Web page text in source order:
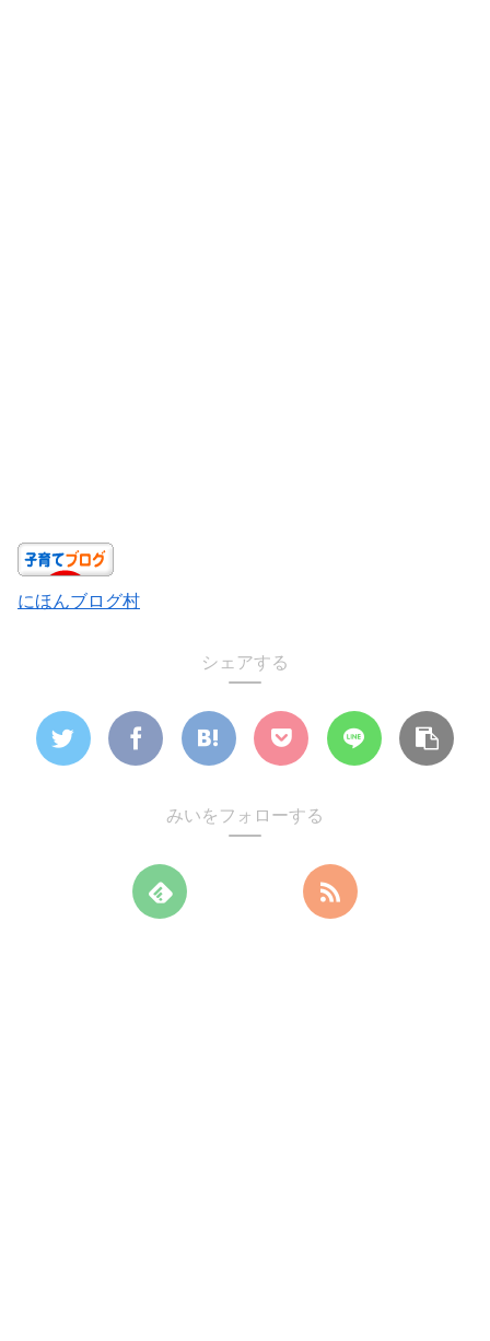
にほんブログ村
シェアする
みいをフォローする